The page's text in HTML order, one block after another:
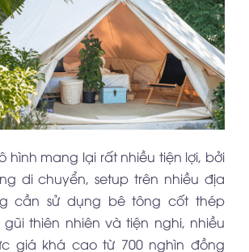
hình mang lại rất nhiều tiện lợi, bởi
di chuyển, setup trên nhiều địa
cần sử dụng bê tông cốt thép
gũi thiên nhiên và tiện nghi, nhiều
giá khá cao từ 700 nghìn đồng